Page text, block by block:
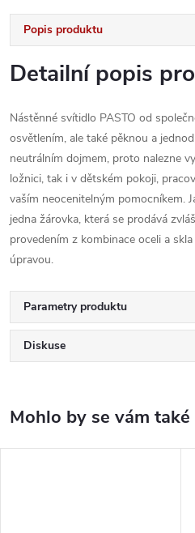
Popis produktu
Detailní popis
Nástěnné svítidlo PASTO od
osvětlením, ale také pěknou a
neutrálním dojmem, proto nalezne
ložnici, tak i v dětském pokoji,
vaším neocenitelným pomocníkem.
jedna žárovka, která se prodává
provedením z kombinace oceli a
úpravou.
Parametry produktu
Diskuse